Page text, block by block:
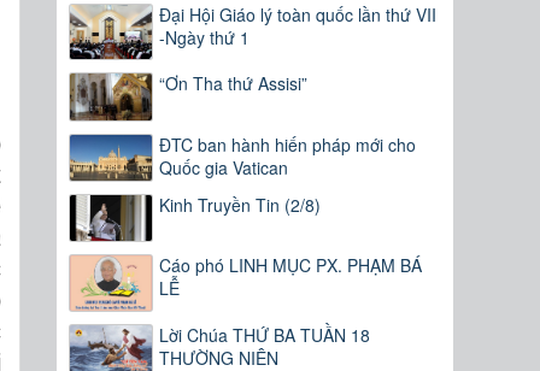
Đại Hội Giáo lý toàn quốc lần thứ VII
-Ngày thứ 1
“Ơn Tha thứ Assisi”
ĐTC ban hành hiến pháp mới cho
Quốc gia Vatican
Kinh Truyền Tin (2/8)
Cáo phó LINH MỤC PX. PHẠM BÁ
LỄ
Lời Chúa THỨ BA TUẦN 18
THƯỜNG NIÊN